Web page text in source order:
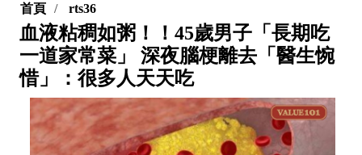
首頁 rts36
血液粘稠如粥！！45歲男子「長期吃
一道家常菜」 深夜腦梗離去「醫生惋
惜」：很多人天天吃